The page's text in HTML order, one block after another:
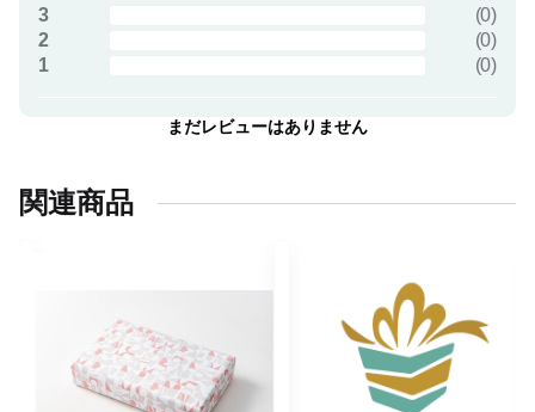
3
(0)
2
(0)
1
(0)
まだレビューはありません
関連商品